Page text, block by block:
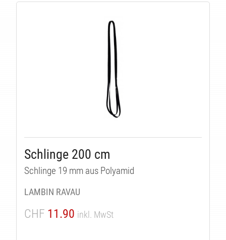
Schlinge 200 cm
Schlinge 19 mm aus Polyamid
LAMBIN RAVAU
CHF 11.90 inkl. MwSt